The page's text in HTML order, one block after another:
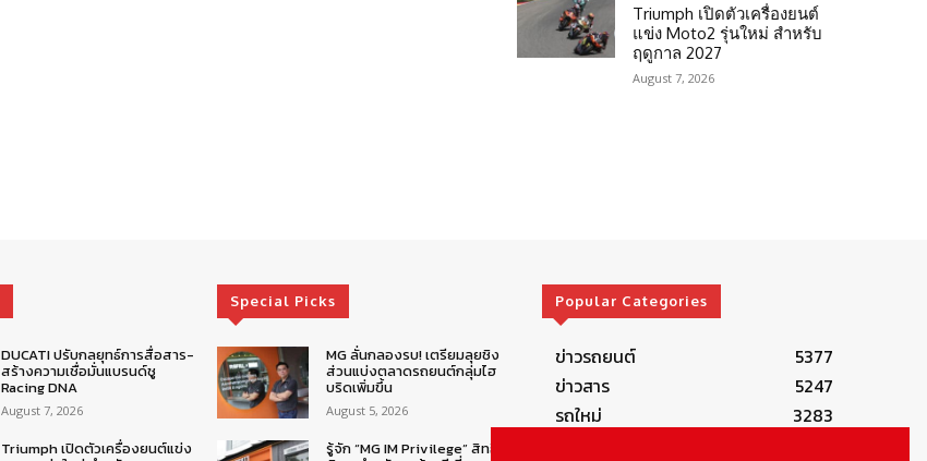
Triumph เปิดตัวเครื่องยนต์
แข่ง Moto2 รุ่นใหม่ สำหรับ
ฤดูกาล 2027
August 7, 2026
DUCATI ปรับกลยุทธ์การสื่อสาร-
สร้างความเชื่อมั่นแบรนด์ชู
Racing DNA
August 7, 2026
Triumph เปิดตัวเครื่องยนต์แข่ง
Special Picks
MG ลั่นกลองรบ! เตรียมลุยชิง
ส่วนแบ่งตลาดรถยนต์กลุ่มไฮ
บริดเพิ่มขึ้น
August 5, 2026
รู้จัก “MG IM Privilege” สิทธิ
Popular Categories
ข่าวรถยนต์
5377
ข่าวสาร
5247
รถใหม่
3283